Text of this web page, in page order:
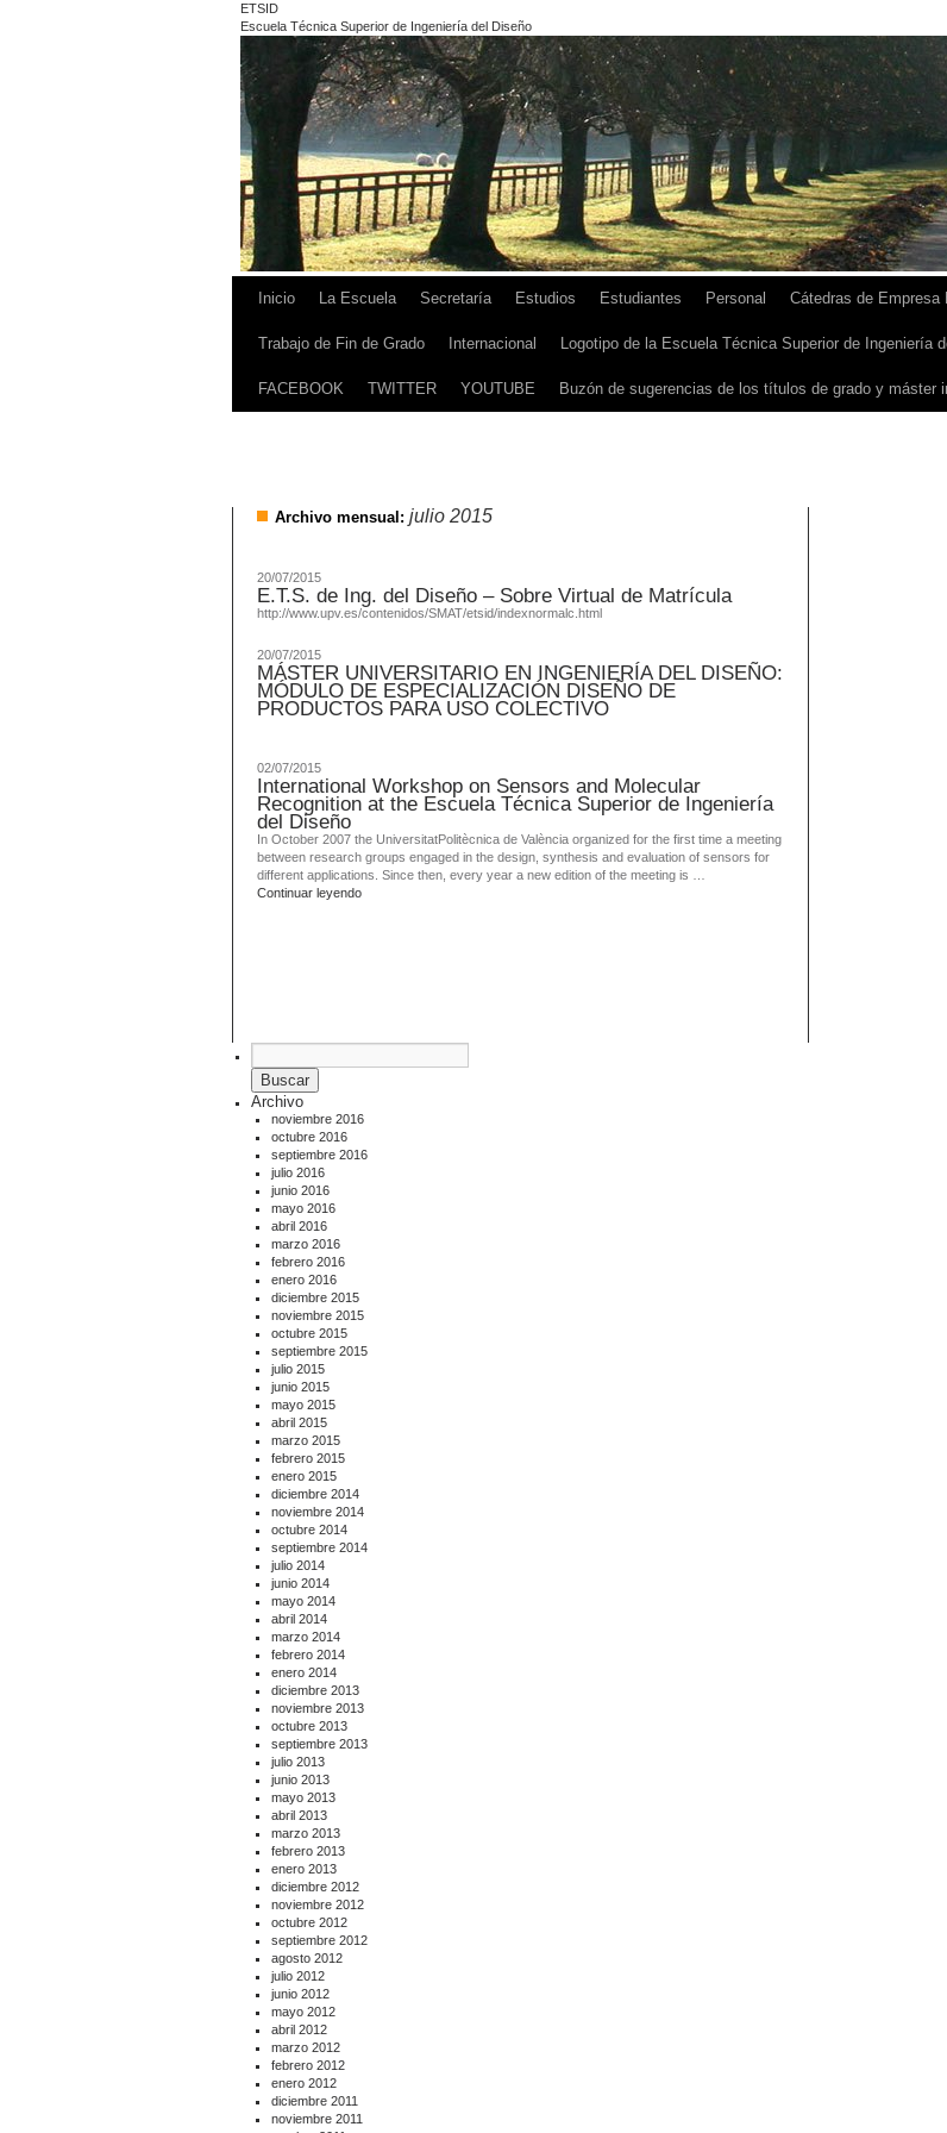
ETSID
Escuela Técnica Superior de Ingeniería del Diseño
Inicio La Escuela Secretaría Estudios Estudiantes Personal Cátedras de Empresa
Trabajo de Fin de Grado Internacional Logotipo de la Escuela Técnica Superior de Ingeniería
FACEBOOK TWITTER YOUTUBE Buzón de sugerencias de los títulos de grado y máster
Archivo mensual: julio 2015
20/07/2015
E.T.S. de Ing. del Diseño – Sobre Virtual de Matrícula
http://www.upv.es/contenidos/SMAT/etsid/indexnormalc.html
20/07/2015
MÁSTER UNIVERSITARIO EN INGENIERÍA DEL DISEÑO:
MÓDULO DE ESPECIALIZACIÓN DISEÑO DE
PRODUCTOS PARA USO COLECTIVO
02/07/2015
International Workshop on Sensors and Molecular
Recognition at the Escuela Técnica Superior de Ingeniería
del Diseño
In October 2007 the UniversitatPolitècnica de València organized for the first time a meeting
between research groups engaged in the design, synthesis and evaluation of sensors for
different applications. Since then, every year a new edition of the meeting is …
Continuar leyendo
Archivo
noviembre 2016
octubre 2016
septiembre 2016
julio 2016
junio 2016
mayo 2016
abril 2016
marzo 2016
febrero 2016
enero 2016
diciembre 2015
noviembre 2015
octubre 2015
septiembre 2015
julio 2015
junio 2015
mayo 2015
abril 2015
marzo 2015
febrero 2015
enero 2015
diciembre 2014
noviembre 2014
octubre 2014
septiembre 2014
julio 2014
junio 2014
mayo 2014
abril 2014
marzo 2014
febrero 2014
enero 2014
diciembre 2013
noviembre 2013
octubre 2013
septiembre 2013
julio 2013
junio 2013
mayo 2013
abril 2013
marzo 2013
febrero 2013
enero 2013
diciembre 2012
noviembre 2012
octubre 2012
septiembre 2012
agosto 2012
julio 2012
junio 2012
mayo 2012
abril 2012
marzo 2012
febrero 2012
enero 2012
diciembre 2011
noviembre 2011